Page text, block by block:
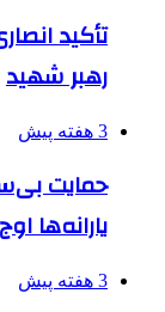
تأکید
رهبر شهید
3 هفته پیش
حمایت
یارانه‌ها
3 هفته پیش